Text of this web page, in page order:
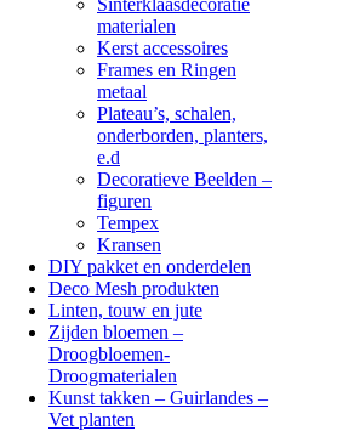
Sinterklaasdecoratie
materialen
Kerst accessoires
Frames en Ringen
metaal
Plateau’s, schalen,
onderborden, planters,
e.d
Decoratieve Beelden –
figuren
Tempex
Kransen
DIY pakket en onderdelen
Deco Mesh produkten
Linten, touw en jute
Zijden bloemen –
Droogbloemen-
Droogmaterialen
Kunst takken – Guirlandes –
Vet planten